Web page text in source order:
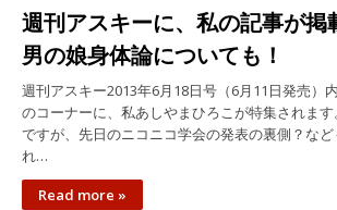
週刊アスキーに、私の記事が掲
男の娘身体論についても！
週刊アスキー2013年6月18日号（6月11日発売）
のコーナーに、私あしやまひろこが特集されま
ですが、先日のニコニコ学会の発表の裏側？な
れ…
Read more »